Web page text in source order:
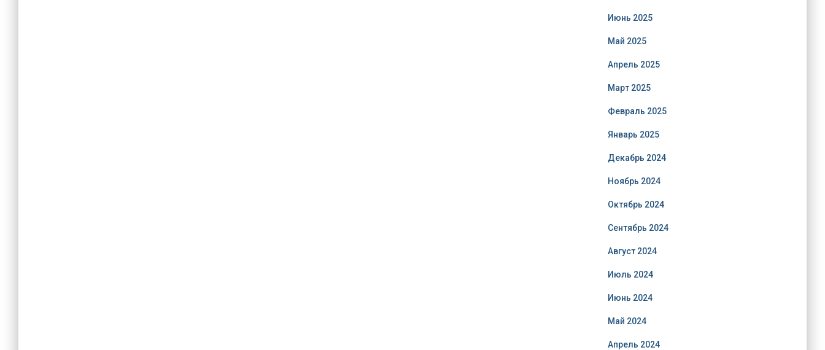
Июнь 2025
Май 2025
Апрель 2025
Март 2025
Февраль 2025
Январь 2025
Декабрь 2024
Ноябрь 2024
Октябрь 2024
Сентябрь 2024
Август 2024
Июль 2024
Июнь 2024
Май 2024
Апрель 2024